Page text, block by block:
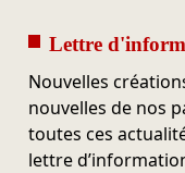
Lettre
Nouvelles
nouvelles de nos
toutes ces
lettre